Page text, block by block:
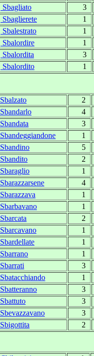
Sbagliato
3
Sbaglierete
1
Sbalestrato
1
Sbalordire
1
Sbalordita
3
Sbalordito 1
Sbalzato
2
Sbandarlo
4
Sbandata
3
Sbandeggiandone
1
Sbandino
5
Sbandito
2
Sbaraglio
1
Sbarazzarsene
4
Sbarazzava
1
Sbarbavano
1
Sbarcata
2
Sbarcavano
1
Sbardellate
1
Sbarrano
1
Sbarrati
3
Sbatacchiando
1
Sbatteranno
3
Sbattuto
3
Sbevazzavano
3
Sbigottita 2